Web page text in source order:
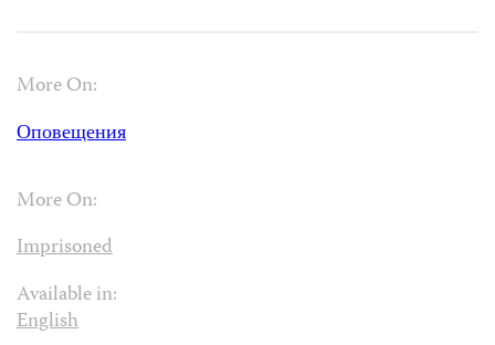
More On:
Оповещения
More On:
Imprisoned
Available in:
English